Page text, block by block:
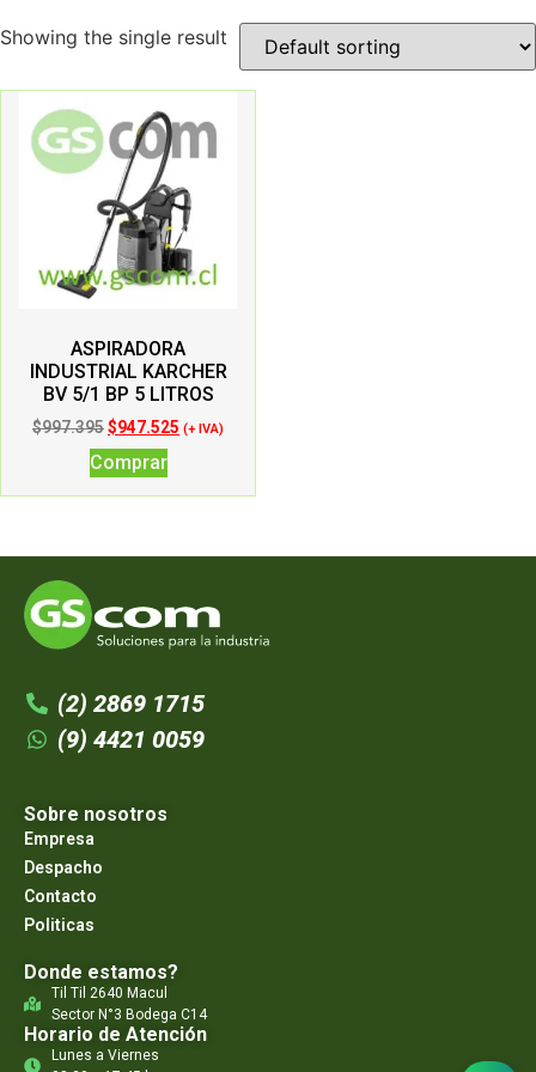
Showing the single result
ASPIRADORA
INDUSTRIAL KARCHER
BV 5/1 BP 5 LITROS
$997.395$947.525 (+ IVA)
Comprar
(2) 2869 1715
(9) 4421 0059
Sobre nosotros
Empresa
Despacho
Contacto
Politicas
Donde estamos?
Til Til 2640 Macul
Sector N°3 Bodega C14
Horario de Atención
Lunes a Viernes